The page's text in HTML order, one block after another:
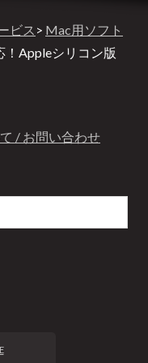
ビス > Mac用ソフト
Appleシリコン版
/ お問い合わせ